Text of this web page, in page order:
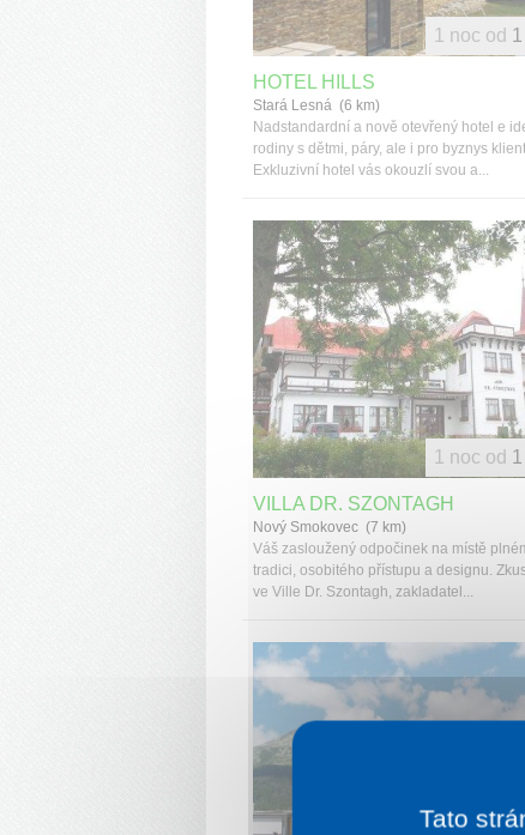
HOTEL HILLS
Stará Lesná (6 km)
Nadstandardní a nově otevřený hotel e
rodiny s dětmi, páry, ale i pro byznys
Exkluzivní hotel vás okouzlí svou a...
1 noc od
VILLA DR. SZONTAGH
Nový Smokovec (7 km)
Váš zasloužený odpočinek na místě
tradici, osobitého přístupu a designu.
ve Ville Dr. Szontagh, zakladatel...
1 noc od
Tato